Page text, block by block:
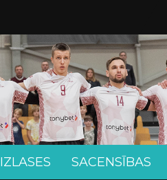
IZLASES SACENSĪBAS